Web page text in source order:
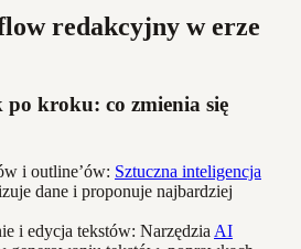
redakcyjny w erze
kroku: co zmienia się
i outline’ów: Sztuczna inteligencja
dane i proponuje najbardziej
i edycja tekstów: Narzędzia AI